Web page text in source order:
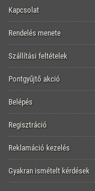
Kapcsolat
Rendelés menete
Szállítási feltételek
Pontgyűjtő akció
Belépés
Regisztráció
Reklamáció kezelés
Gyakran ismételt kérdések